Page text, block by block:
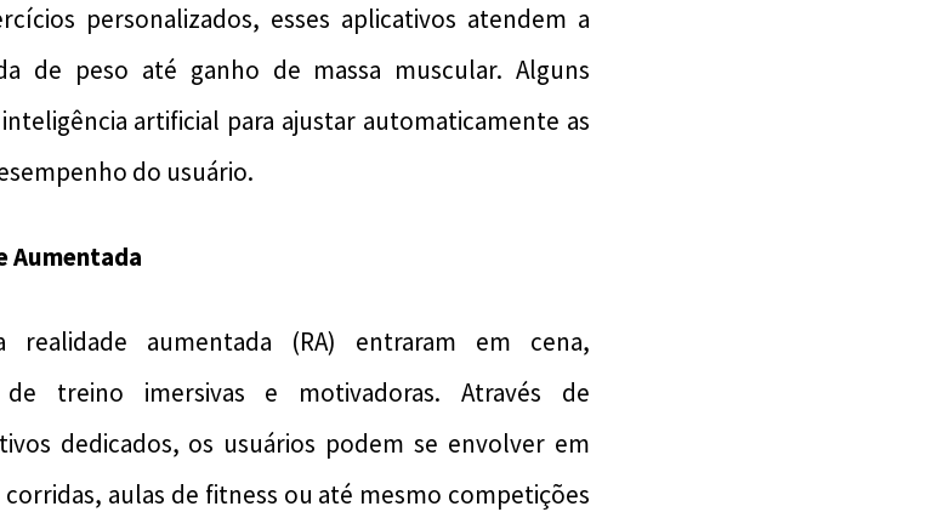
personalizados, esses aplicativos atendem a
de peso até ganho de massa muscular. Alguns
artificial para ajustar automaticamente as
do usuário.
Aumentada
aumentada (RA) entraram em cena,
de treino imersivas e motivadoras. Através de
dedicados, os usuários podem se envolver em
aulas de fitness ou até mesmo competições